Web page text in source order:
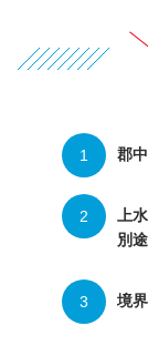
郡
上
別
境